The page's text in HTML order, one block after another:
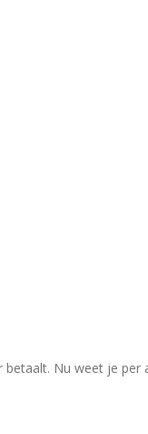
Nu weet je per